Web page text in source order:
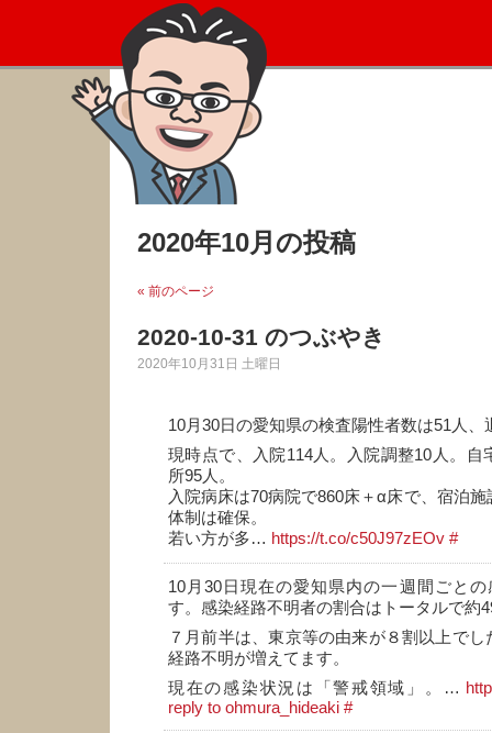
2020年10月の投稿
« 前のページ
2020-10-31 のつぶやき
2020年10月31日 土曜日
10月30日の愛知県の検査陽性者数は51人、
現時点で、入院114人。入院調整10人。自
所95人。
入院病床は70病院で860床＋α床で、宿泊
体制は確保。
若い方が多… https://t.co/c50J97zEOv #
10月30日現在の愛知県内の一週間ごと
す。感染経路不明者の割合はトータルで約
７月前半は、東京等の由来が８割以上で
経路不明が増えてます。
現在の感染状況は「警戒領域」。…
reply to ohmura_hideaki #